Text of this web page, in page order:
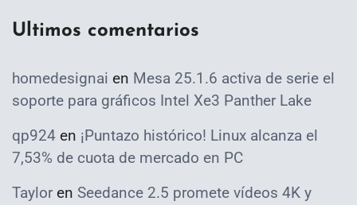
Ultimos comentarios
homedesignai en Mesa 25.1.6 activa de serie el
soporte para gráficos Intel Xe3 Panther Lake
qp924 en ¡Puntazo histórico! Linux alcanza el
7,53% de cuota de mercado en PC
Taylor en Seedance 2.5 promete vídeos 4K y